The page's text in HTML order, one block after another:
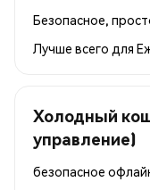
Безопасное,
Лучше всего для
Холодный
управление)
безопасное